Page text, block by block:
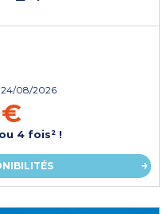
24/08/2026
4 fois² !